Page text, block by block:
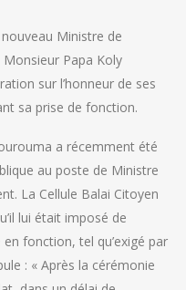
Ministre de
Monsieur Papa Koly
sur l’honneur de ses
sa prise de fonction.
a récemment été
au poste de Ministre
La Cellule Balai Citoyen
lui était imposé de
fonction, tel qu’exigé par
: « Après la cérémonie